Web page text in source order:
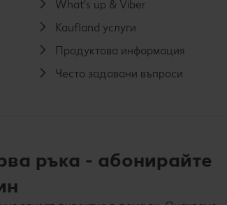
What's up & Viber
Kaufland услуги
Продуктова информация
Често задавани въпроси
ръка - абонирайте